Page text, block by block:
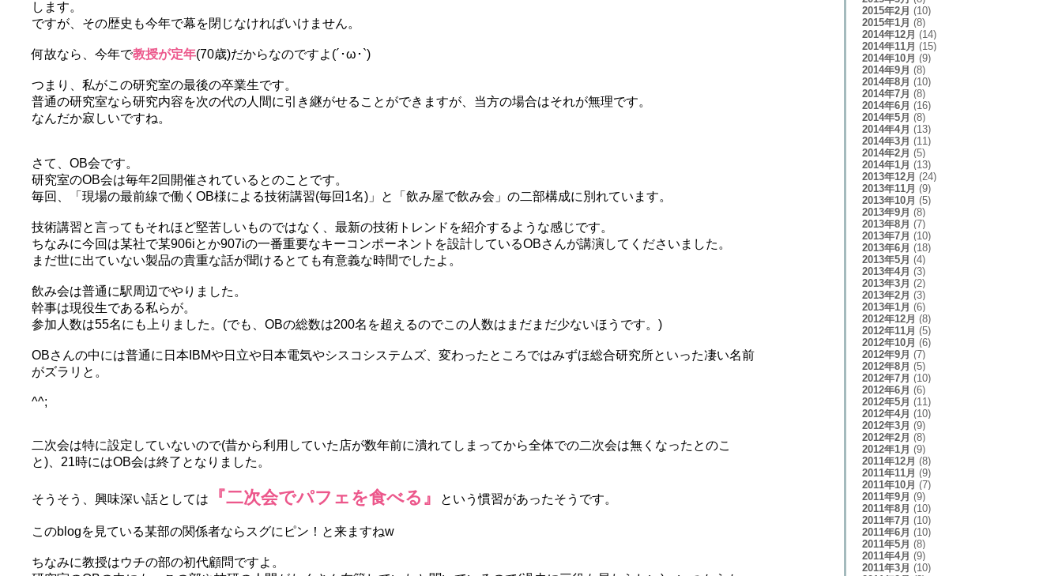
します。
ですが、その歴史も今年で幕を閉じなければいけません。
何故なら、今年で教授が定年(70歳)だからなのですよ(´･ω･`)
つまり、私がこの研究室の最後の卒業生です。
普通の研究室なら研究内容を次の代の人間に引き継がせることができますが、当方の場合はそれが無理です。
なんだか寂しいですね。
さて、OB会です。
研究室のOB会は毎年2回開催されているとのことです。
毎回、「現場の最前線で働くOB様による技術講習(毎回1名)」と「飲み屋で飲み会」の二部構成に別れています。
技術講習と言ってもそれほど堅苦しいものではなく、最新の技術トレンドを紹介するような感じです。
ちなみに今回は某社で某906iとか907iの一番重要なキーコンポーネントを設計しているOBさんが講演してくださいました。
まだ世に出ていない製品の貴重な話が聞けるとても有意義な時間でしたよ。
飲み会は普通に駅周辺でやりました。
幹事は現役生である私らが。
参加人数は55名にも上りました。(でも、OBの総数は200名を超えるのでこの人数はまだまだ少ないほうです。)
OBさんの中には普通に日本IBMや日立や日本電気やシスコシステムズ、変わったところではみずほ総合研究所といった凄い名前
がズラリと。
^^;
二次会は特に設定していないので(昔から利用していた店が数年前に潰れてしまってから全体での二次会は無くなったとのこ
と)、21時にはOB会は終了となりました。
そうそう、興味深い話としては 『二次会でパフェを食べる』 という慣習があったそうです。
このblogを見ている某部の関係者ならスグにピン！と来ますねw
ちなみに教授はウチの部の初代顧問ですよ。
2015年2月 (10)
2015年1月 (8)
2014年12月 (14)
2014年11月 (15)
2014年10月 (9)
2014年9月 (8)
2014年8月 (10)
2014年7月 (8)
2014年6月 (16)
2014年5月 (8)
2014年4月 (13)
2014年3月 (11)
2014年2月 (5)
2014年1月 (13)
2013年12月 (24)
2013年11月 (9)
2013年10月 (5)
2013年9月 (8)
2013年8月 (7)
2013年7月 (10)
2013年6月 (18)
2013年5月 (4)
2013年4月 (3)
2013年3月 (2)
2013年2月 (3)
2013年1月 (6)
2012年12月 (8)
2012年11月 (5)
2012年10月 (6)
2012年9月 (7)
2012年8月 (5)
2012年7月 (10)
2012年6月 (6)
2012年5月 (11)
2012年4月 (10)
2012年3月 (9)
2012年2月 (8)
2012年1月 (9)
2011年12月 (8)
2011年11月 (9)
2011年10月 (7)
2011年9月 (9)
2011年8月 (10)
2011年7月 (10)
2011年6月 (10)
2011年5月 (8)
2011年4月 (9)
2011年3月 (10)